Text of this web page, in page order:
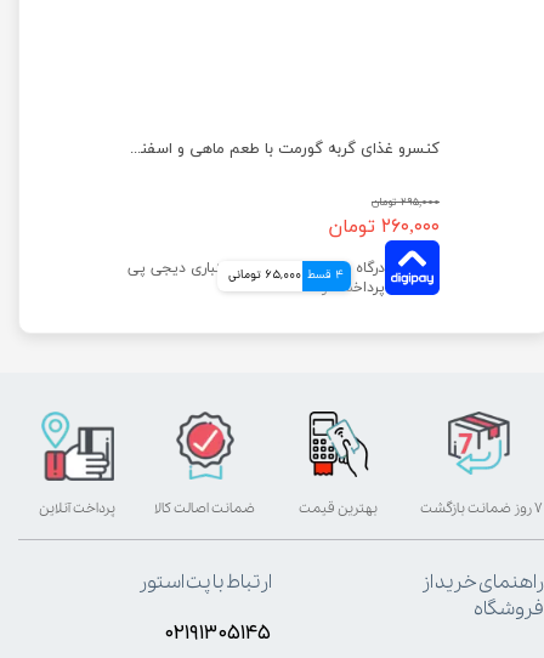
کنسرو غذای گربه گورمت با طعم ماهی و اسفناج وزن ۸۵ گرم
۲۹۵,۰۰۰ تومان
۲۶۰,۰۰۰ تومان
4 قسط 65,000 تومانی
بهترین قیمت پرداخت آنلاین ۷ روز ضمانت بازگشت ضمانت اصالت کالا
راهنمای خرید از
فروشگاه
ارتباط با پت استور
۰۲۱۹۱۳۰۵۱۴۵